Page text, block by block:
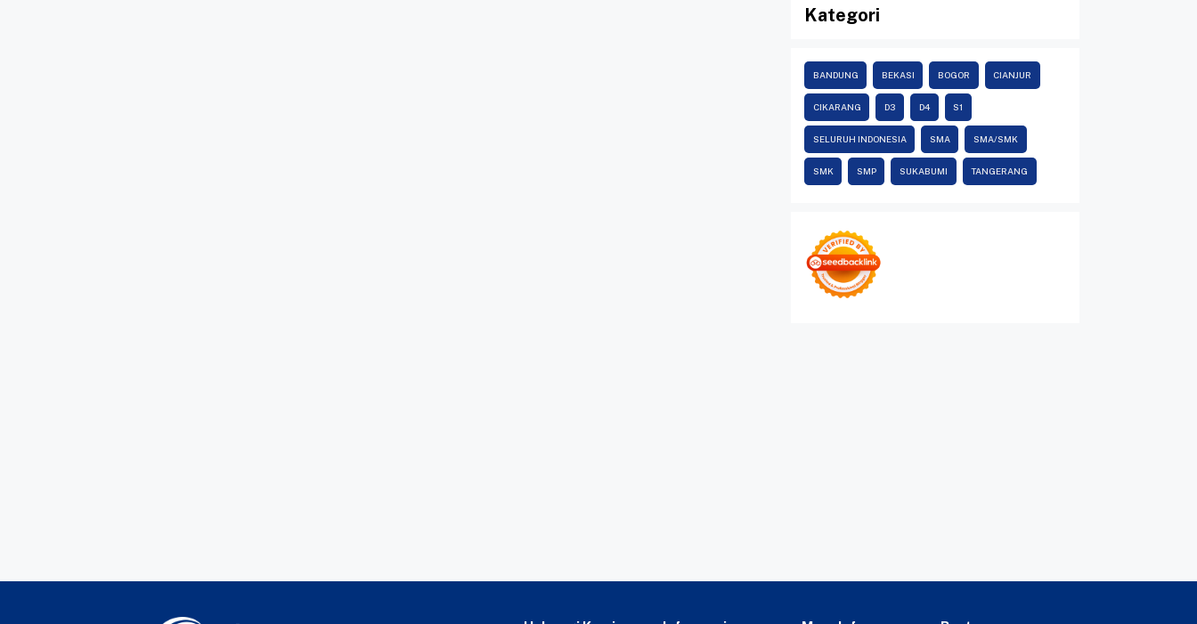
Kategori
BANDUNG BEKASI BOGOR CIANJUR
CIKARANG D3 D4 S1
SELURUH INDONESIA SMA SMA/SMK
SMK SMP SUKABUMI TANGERANG